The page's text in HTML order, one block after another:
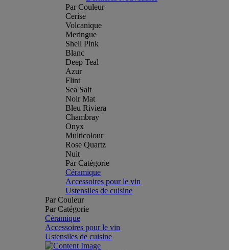
Par Couleur
Cerise
Volcanique
Meringue
Shell Pink
Blanc
Deep Teal
Azur
Flint
Sea Salt
Noir Mat
Bleu Riviera
Chambray
Onyx
Multicolour
Rose Quartz
Nuit
Par Catégorie
Céramique
Accessoires pour le vin
Ustensiles de cuisine
Par Couleur
Par Catégorie
Céramique
Accessoires pour le vin
Ustensiles de cuisine